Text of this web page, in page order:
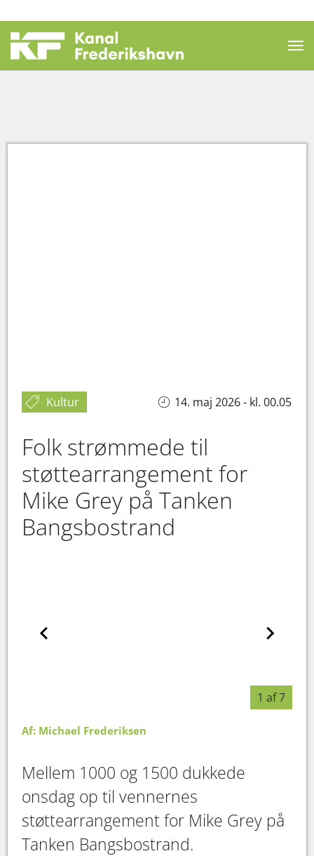
Kultur 14. maj 2026 - kl. 00.05
Folk strømmede til
støttearrangement for
Mike Grey på Tanken
Bangsbostrand
1 af 7
Af: Michael Frederiksen
Mellem 1000 og 1500 dukkede
onsdag op til vennernes
støttearrangement for Mike Grey på
Tanken Bangsbostrand.